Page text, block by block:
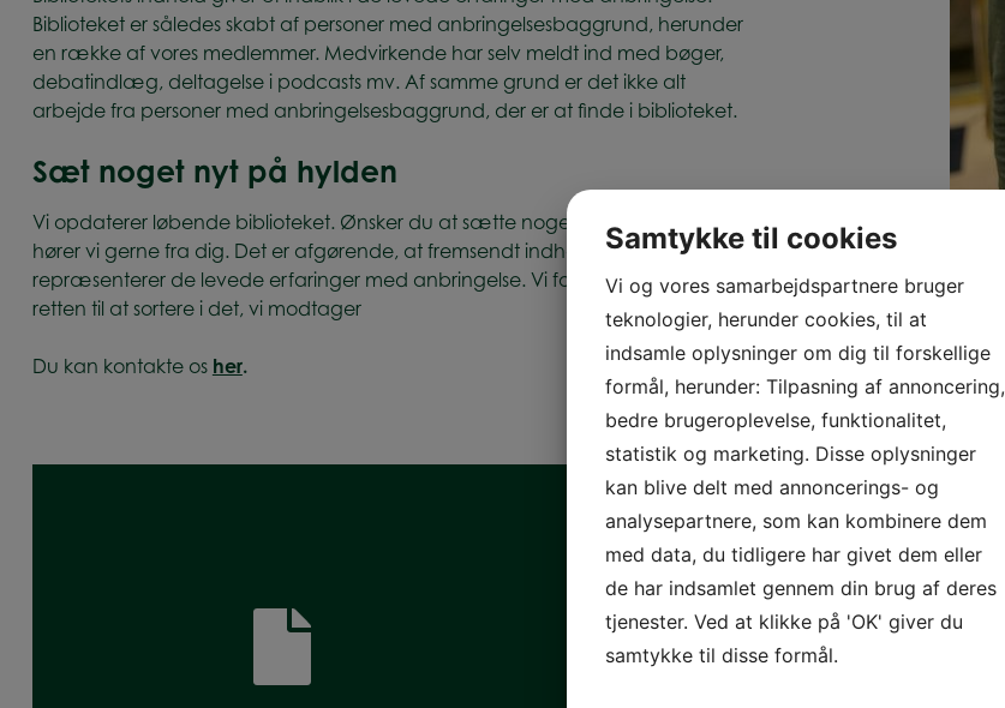
Biblioteket er således skabt af personer med anbringelsesbaggrund, herunder
en række af vores medlemmer. Medvirkende har selv meldt ind med bøger,
debatindlæg, deltagelse i podcasts mv. Af samme grund er det ikke alt
arbejde fra personer med anbringelsesbaggrund, der er at finde i biblioteket.
Sæt noget nyt på hylden
Vi opdaterer løbende biblioteket. Ønsker du at sætte noget nyt på hylden,
hører vi gerne fra dig. Det er afgørende, at fremsendt indhold til biblioteket
repræsenterer de levede erfaringer med anbringelse. Vi forbeholder os derfor
retten til at sortere i det, vi modtager
Du kan kontakte os her.
Samtykke til cookies
Vi og vores samarbejdspartnere bruger
teknologier, herunder cookies, til at
indsamle oplysninger om dig til forskellige
formål, herunder: Tilpasning af annoncering,
bedre brugeroplevelse, funktionalitet,
statistik og marketing. Disse oplysninger
kan blive delt med annoncerings- og
analysepartnere, som kan kombinere dem
med data, du tidligere har givet dem eller
de har indsamlet gennem din brug af deres
tjenester. Ved at klikke på 'OK' giver du
samtykke til disse formål.